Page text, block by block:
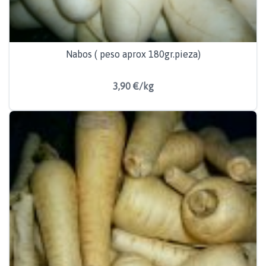
Nabos ( peso aprox 180gr.pieza)
3,90 €/kg